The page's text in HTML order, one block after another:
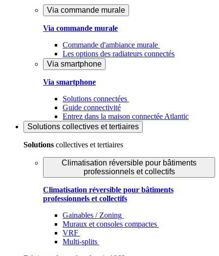
Via commande murale
Via commande murale
Commande d'ambiance murale
Les options des radiateurs connectés
Via smartphone
Via smartphone
Solutions connectées
Guide connectivité
Entrez dans la maison connectée Atlantic
Solutions collectives et tertiaires
Solutions collectives et tertiaires
Climatisation réversible pour bâtiments
professionnels et collectifs
Climatisation réversible pour bâtiments
professionnels et collectifs
Gainables / Zoning
Muraux et consoles compactes
VRF
Multi-splits